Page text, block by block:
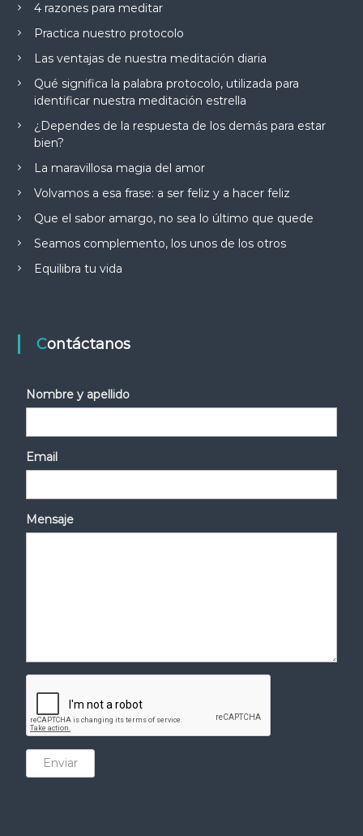
4 razones para meditar
Practica nuestro protocolo
Las ventajas de nuestra meditación diaria
Qué significa la palabra protocolo, utilizada para
identificar nuestra meditación estrella
¿Dependes de la respuesta de los demás para estar
bien?
La maravillosa magia del amor
Volvamos a esa frase: a ser feliz y a hacer feliz
Que el sabor amargo, no sea lo último que quede
Seamos complemento, los unos de los otros
Equilibra tu vida
Contáctanos
Nombre y apellido
Email
Mensaje
Enviar